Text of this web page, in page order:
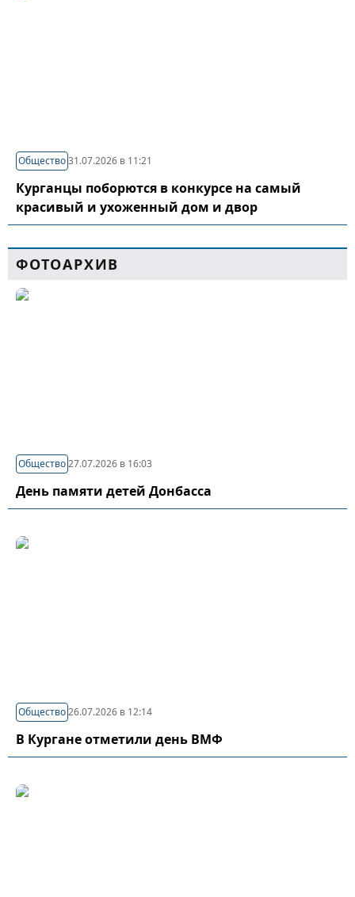
Общество31.07.2026 в 11:21
Курганцы поборются в конкурсе на самый
красивый и ухоженный дом и двор
ФОТОАРХИВ
Общество27.07.2026 в 16:03
День памяти детей Донбасса
Общество26.07.2026 в 12:14
В Кургане отметили день ВМФ